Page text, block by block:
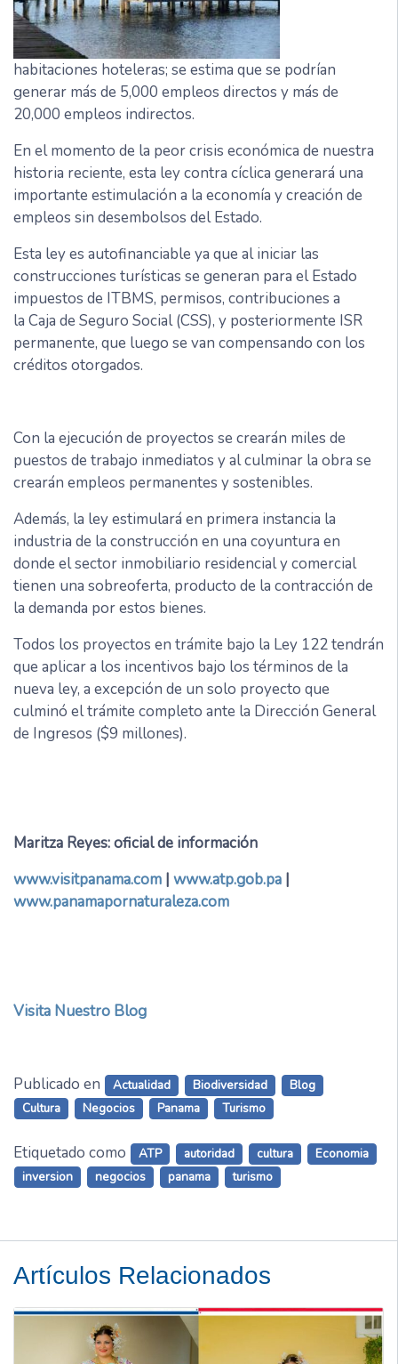
habitaciones hoteleras; se estima que se podrían
generar más de 5,000 empleos directos y más de
20,000 empleos indirectos.
En el momento de la peor crisis económica de nuestra
historia reciente, esta ley contra cíclica generará una
importante estimulación a la economía y creación de
empleos sin desembolsos del Estado.
Esta ley es autofinanciable ya que al iniciar las
construcciones turísticas se generan para el Estado
impuestos de ITBMS, permisos, contribuciones a
la Caja de Seguro Social (CSS), y posteriormente ISR
permanente, que luego se van compensando con los
créditos otorgados.
Con la ejecución de proyectos se crearán miles de
puestos de trabajo inmediatos y al culminar la obra se
crearán empleos permanentes y sostenibles.
Además, la ley estimulará en primera instancia la
industria de la construcción en una coyuntura en
donde el sector inmobiliario residencial y comercial
tienen una sobreoferta, producto de la contracción de
la demanda por estos bienes.
Todos los proyectos en trámite bajo la Ley 122 tendrán
que aplicar a los incentivos bajo los términos de la
nueva ley, a excepción de un solo proyecto que
culminó el trámite completo ante la Dirección General
de Ingresos ($9 millones).
Maritza Reyes: oficial de información
www.visitpanama.com | www.atp.gob.pa |
www.panamapornaturaleza.com
Visita Nuestro Blog
Publicado en Actualidad Biodiversidad
Blog
Cultura
Negocios Panama Turismo
Etiquetado como ATP autoridad cultura
Economia
inversion
negocios panama turismo
Artículos Relacionados